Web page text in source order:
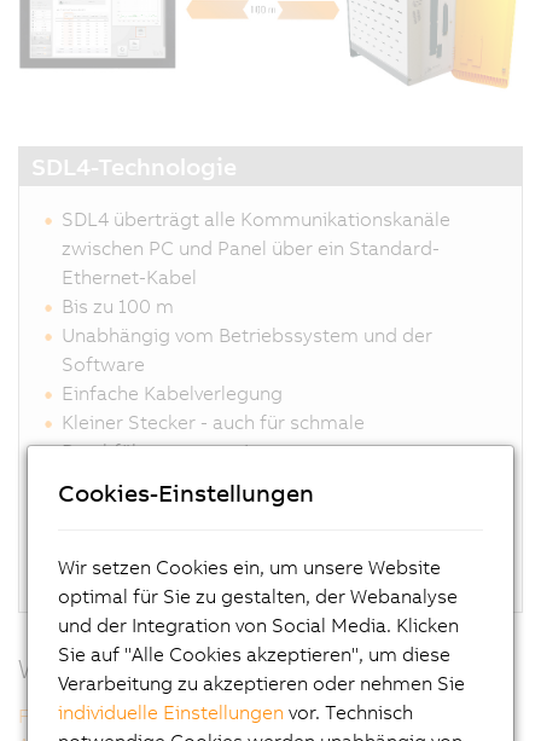
SDL4-Technologie
SDL4 überträgt alle Kommunikationskanäle
zwischen PC und Panel über ein Standard-
Ethernet-Kabel
Bis zu 100 m
Unabhängig vom Betriebssystem und der
Software
Einfache Kabelverlegung
Kleiner Stecker - auch für schmale
Durchführungen geeignet
Keine CPU im Panel erforderlich
Keine Belastung des PC-Systems
Langzeitverfügbar
Weitere Informationen
Flexible Topologien mit SDL4
Cookies-Einstellungen
Wir setzen Cookies ein, um unsere Website
optimal für Sie zu gestalten, der Webanalyse
und der Integration von Social Media. Klicken
Sie auf "Alle Cookies akzeptieren", um diese
Verarbeitung zu akzeptieren oder nehmen Sie
individuelle Einstellungen vor. Technisch